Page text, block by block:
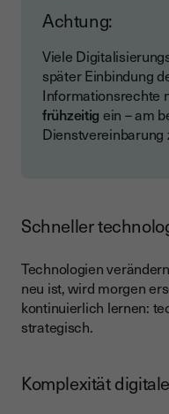
Achtung:
Viele
später Einbindung
Informationsrechte
frühzeitig ein – am
Dienstvereinbarung
Schneller
Technologien
neu ist, wird morgen
kontinuierlich lernen:
strategisch.
Komplexität